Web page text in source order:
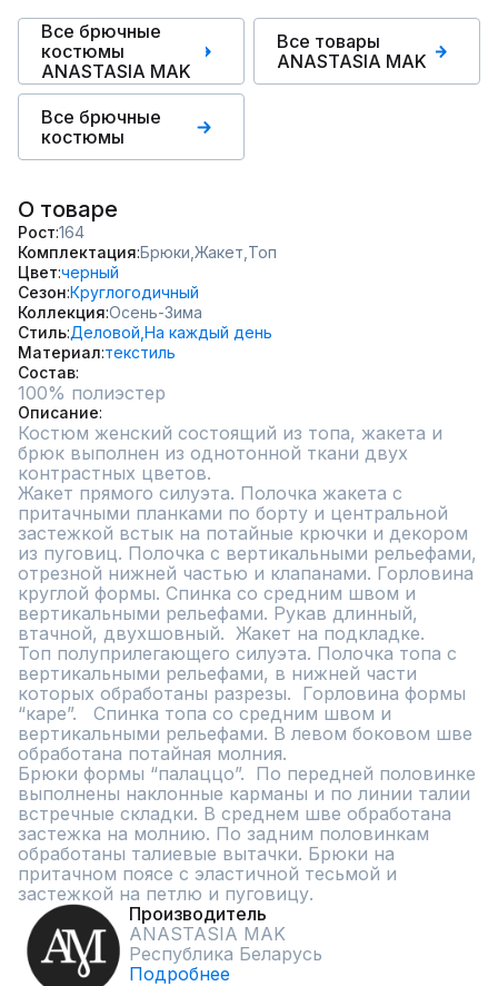
Все брючные
костюмы
ANASTASIA MAK
Все товары
ANASTASIA MAK
Все брючные
костюмы
О товаре
Рост 164
Комплектация Брюки, Жакет, Топ
Цвет черный
Сезон Круглогодичный
Коллекция Осень-Зима
Стиль Деловой, На каждый день
Материал текстиль
Состав
100% полиэстер
Описание
Костюм женский состоящий из топа, жакета и
брюк выполнен из однотонной ткани двух
контрастных цветов.
Жакет прямого силуэта. Полочка жакета с
притачными планками по борту и центральной
застежкой встык на потайные крючки и декором
из пуговиц. Полочка с вертикальными рельефами,
отрезной нижней частью и клапанами. Горловина
круглой формы. Спинка со средним швом и
вертикальными рельефами. Рукав длинный,
втачной, двухшовный.  Жакет на подкладке.
Топ полуприлегающего силуэта. Полочка топа с
вертикальными рельефами, в нижней части
которых обработаны разрезы.  Горловина формы
“каре”.   Спинка топа со средним швом и
вертикальными рельефами. В левом боковом шве
обработана потайная молния.
Брюки формы “палаццо”.  По передней половинке
выполнены наклонные карманы и по линии талии
встречные складки. В среднем шве обработана
застежка на молнию. По задним половинкам
обработаны талиевые вытачки. Брюки на
притачном поясе с эластичной тесьмой и
застежкой на петлю и пуговицу.
Производитель
ANASTASIA MAK
Республика Беларусь
Подробнее